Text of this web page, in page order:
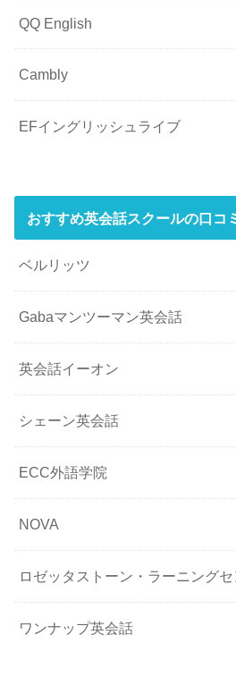
QQ English
Cambly
EFイングリッシュライブ
おすすめ英会話スクールの口コ
ベルリッツ
Gabaマンツーマン英会話
英会話イーオン
シェーン英会話
ECC外語学院
NOVA
ロゼッタストーン・ラーニング
ワンナップ英会話